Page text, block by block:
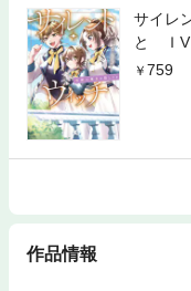
サイレ
と ＩV
759
作品情報